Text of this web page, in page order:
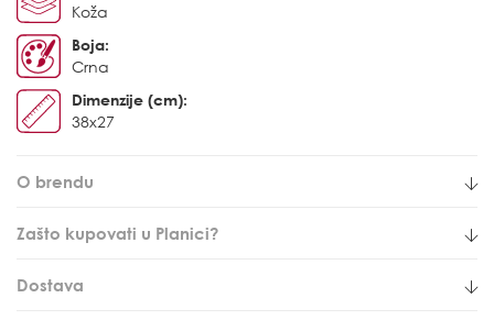
Koža
Boja:
Crna
Dimenzije (cm):
38x27
O brendu
Zašto kupovati u Planici?
Dostava